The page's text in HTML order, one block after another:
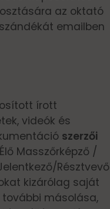
az oktató
emailben
írott
videók és
szerzői
Masszőrképző /
Résztvevő
kizárólag saját
másolása,